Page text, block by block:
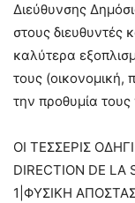
Διεύθυνσης
στους
καλύτερα
τους (οικονομική,
την προθυμία τους
ΟΙ ΤΕΣΣΕΡΙΣ
DIRECTION DE LA
1|ΦΥΣΙΚΗ